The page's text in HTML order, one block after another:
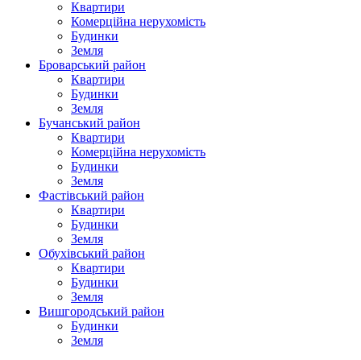
Квартири
Комерційна нерухомість
Будинки
Земля
Броварський район
Квартири
Будинки
Земля
Бучанський район
Квартири
Комерційна нерухомість
Будинки
Земля
Фастівський район
Квартири
Будинки
Земля
Обухівський район
Квартири
Будинки
Земля
Вишгородський район
Будинки
Земля